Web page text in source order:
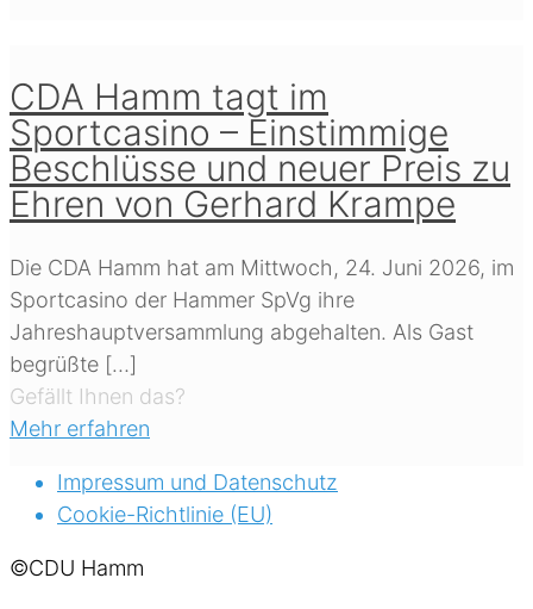
CDA Hamm tagt im
Sportcasino – Einstimmige
Beschlüsse und neuer Preis zu
Ehren von Gerhard Krampe
Die CDA Hamm hat am Mittwoch, 24. Juni 2026, im
Sportcasino der Hammer SpVg ihre
Jahreshauptversammlung abgehalten. Als Gast
begrüßte […]
Gefällt Ihnen das?
Mehr erfahren
Impressum und Datenschutz
Cookie-Richtlinie (EU)
©CDU Hamm